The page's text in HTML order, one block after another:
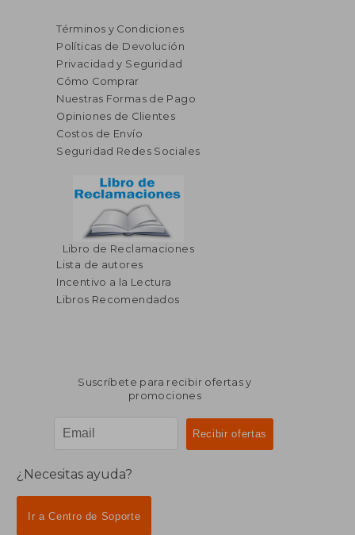
Términos y Condiciones
Políticas de Devolución
Privacidad y Seguridad
Cómo Comprar
Nuestras Formas de Pago
Opiniones de Clientes
Costos de Envío
Seguridad Redes Sociales
Libro de Reclamaciones
Lista de autores
Incentivo a la Lectura
Libros Recomendados
Suscríbete para recibir ofertas y
promociones
¿Necesitas ayuda?
Ir a Centro de Soporte